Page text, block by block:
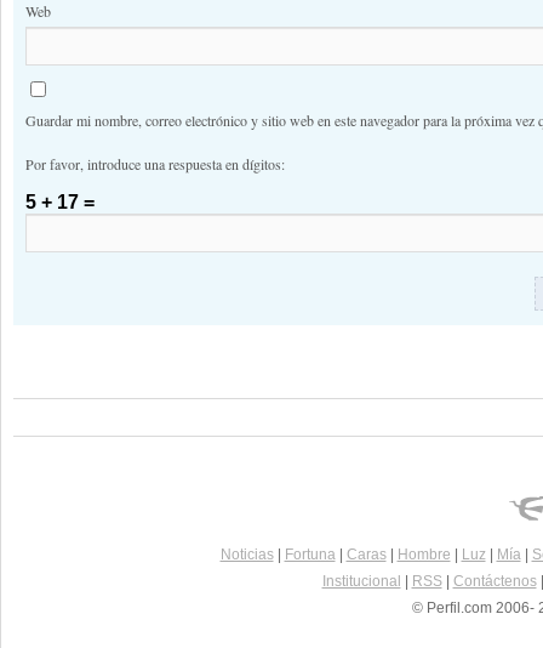
Web
Guardar mi nombre, correo electrónico y sitio web en este navegador para la próxima vez
Por favor, introduce una respuesta en dígitos:
5 + 17 =
Noticias| Fortuna| Caras| Hombre Luz| Mía|
Institucional
RSS| Contáctenos
© Perfil.com 2006-